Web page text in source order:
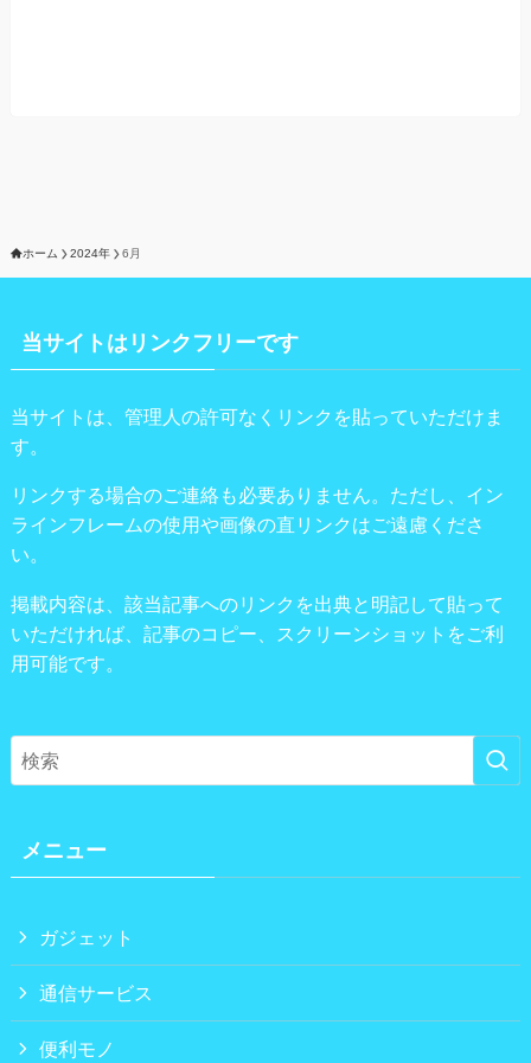
ホーム 2024年 6月
当サイトはリンクフリーです
当サイトは、管理人の許可なくリンクを貼っていただけま
す。
リンクする場合のご連絡も必要ありません。ただし、イン
ラインフレームの使用や画像の直リンクはご遠慮くださ
い。
掲載内容は、該当記事へのリンクを出典と明記して貼って
いただければ、記事のコピー、スクリーンショットをご利
用可能です。
メニュー
ガジェット
通信サービス
便利モノ